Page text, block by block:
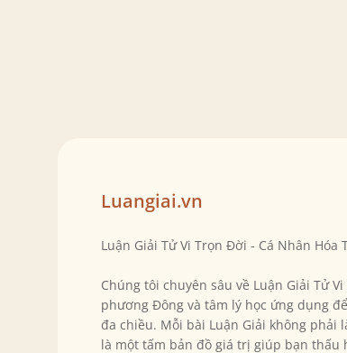
Luangiai.vn
Luận Giải Tử Vi Trọn Đời - Cá Nhân Hóa
Chúng tôi chuyên sâu về Luận Giải Tử
phương Đông và tâm lý học ứng dụng
đa chiều. Mỗi bài Luận Giải không phải
là một tấm bản đồ giá trị giúp bạn thấu